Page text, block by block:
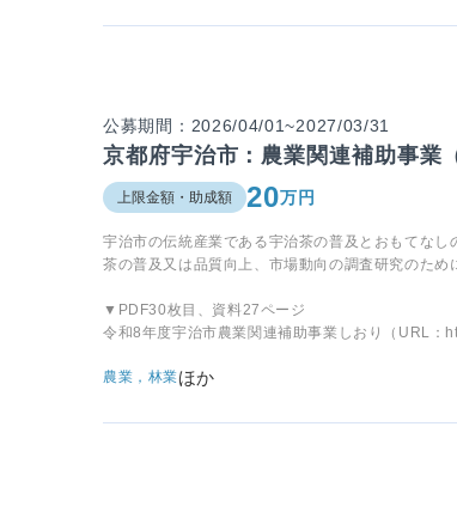
公募期間：2026/04/01~2027/03/31
京都府宇治市：農業関連補助事業
上限金額・助成額 20万円
宇治市の伝統産業である宇治茶の普及とおもてな
茶の普及又は品質向上、市場動向の調査研究のため
▼PDF30枚目、資料27ページ
令和8年度宇治市農業関連補助事業しおり（URL
農業，林業ほか